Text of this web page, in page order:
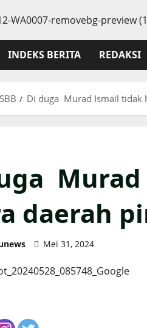
INDEKS BERITA REDAKSI
Di duga Murad Ismail tidak
daerah
Mei 31, 2024